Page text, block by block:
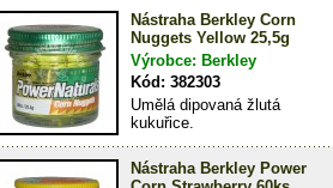
Nástraha Berkley Corn
Nuggets Yellow 25,5g
Výrobce: Berkley
Kód: 382303
Umělá dipovaná žlutá
kukuřice.
Nástraha Berkley Power